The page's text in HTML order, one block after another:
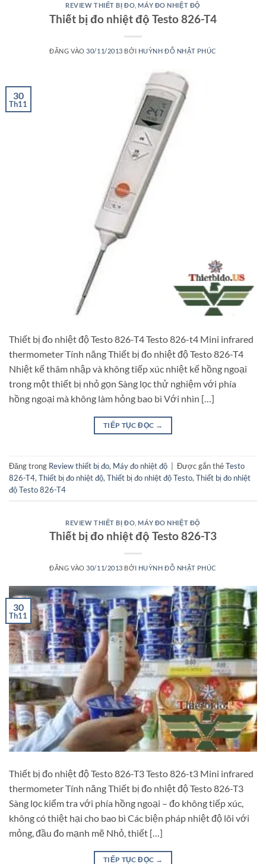
REVIEW THIẾT BỊ ĐO ,MÁY ĐO NHIỆT ĐỘ
Thiết bị đo nhiệt độ Testo 826-T4
ĐĂNG VÀO 30/11/2013 BỞI HUỲNH ĐỖ NHẬT PHÚC
30
Th11
Thiết bị đo nhiệt độ Testo 826-T4 Testo 826-t4 Mini infrared
thermometer Tính năng Thiết bị đo nhiệt độ Testo 826-T4
Nhiệt kế thâm nhập và không tiếp xúc nhiệt kế hồng ngoại
trong một thiết bị nhỏ gọn Sàng lọc thử nghiệm với phía
hồng ngoại mà không làm hỏng bao bì Với nhìn […]
TIẾP TỤC ĐỌC →
Đăng trong Review thiết bị đo, Máy đo nhiệt độ Được gắn thẻTesto
826-T4, Thiết bị đo nhiệt độ, Thiết bị đo nhiệt độ Testo, Thiết bị đo nhiệt
độ Testo 826-T4
REVIEW THIẾT BỊ ĐO ,MÁY ĐO NHIỆT ĐỘ
Thiết bị đo nhiệt độ Testo 826-T3
ĐĂNG VÀO30/11/2013 BỞI HUỲNH ĐỖ NHẬT PHÚC
30
Th11
Thiết bị đo nhiệt độ Testo 826-T3 Testo 826-t3 Mini infrared
thermometer Tính năng Thiết bị đo nhiệt độ Testo 826-T3
Sàng lọc kiểm tra với phía hồng ngoại – đo không tiếp xúc,
không có thiệt hại cho bao bì Các biện pháp nhiệt độ lõi với
mỏng, đầu đo mạnh mẽ Nhỏ, thiết […]
TIẾP TỤC ĐỌC →